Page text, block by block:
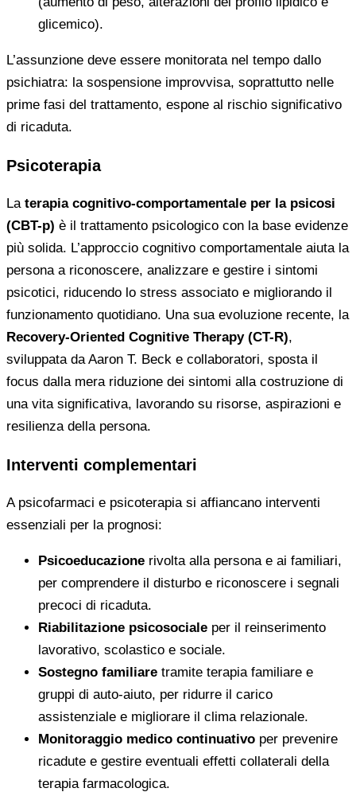
glicemico).
L’assunzione deve essere monitorata nel tempo dallo
psichiatra: la sospensione improvvisa, soprattutto nelle
prime fasi del trattamento, espone al rischio significativo
di ricaduta.
Psicoterapia
La terapia cognitivo-comportamentale per la psicosi
(CBT-p) è il trattamento psicologico con la base evidenze
più solida. L’approccio cognitivo comportamentale aiuta la
persona a riconoscere, analizzare e gestire i sintomi
psicotici, riducendo lo stress associato e migliorando il
funzionamento quotidiano. Una sua evoluzione recente, la
Recovery-Oriented Cognitive Therapy (CT-R),
sviluppata da Aaron T. Beck e collaboratori, sposta il
focus dalla mera riduzione dei sintomi alla costruzione di
una vita significativa, lavorando su risorse, aspirazioni e
resilienza della persona.
Interventi complementari
A psicofarmaci e psicoterapia si affiancano interventi
essenziali per la prognosi:
Psicoeducazione rivolta alla persona e ai familiari,
per comprendere il disturbo e riconoscere i segnali
precoci di ricaduta.
Riabilitazione psicosociale per il reinserimento
lavorativo, scolastico e sociale.
Sostegno familiare tramite terapia familiare e
gruppi di auto-aiuto, per ridurre il carico
assistenziale e migliorare il clima relazionale.
Monitoraggio medico continuativo per prevenire
ricadute e gestire eventuali effetti collaterali della
terapia farmacologica.